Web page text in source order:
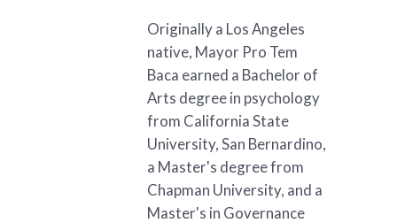
Originally a Los Angeles
native, Mayor Pro Tem
Baca earned a Bachelor of
Arts degree in psychology
from California State
University, San Bernardino,
a Master's degree from
Chapman University, and a
Master's in Governance